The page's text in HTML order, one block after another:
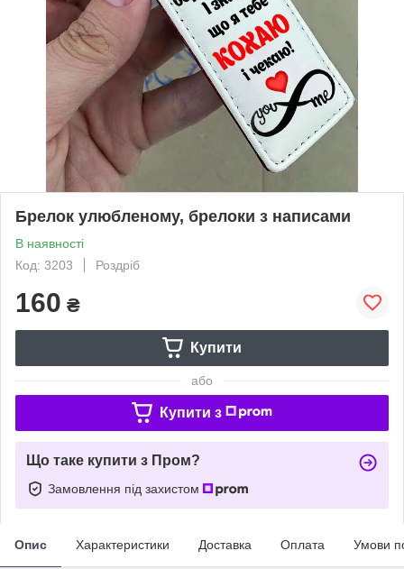
Брелок улюбленому, брелоки з написами
В наявності
Код: 3203
Роздріб
160 ₴
Купити
або
Купити з
Що таке купити з Пром?
Замовлення під захистом
Опис Характеристики Доставка Оплата Умови